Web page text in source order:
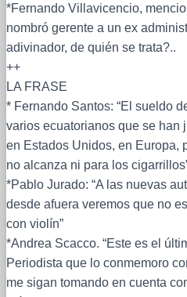
*Fernando Villavicencio,
nombró gerente a un ex
adivinador, de quién se trata?..
++
LA FRASE
* Fernando Santos: “El sueldo
varios ecuatorianos que se han
en Estados Unidos, en Europa,
no alcanza ni para los
*Pablo Jurado: “A las nuevas
desde afuera veremos que no
con violín”
*Andrea Scacco. “Este es el
Periodista que lo conmemoro
me sigan tomando en cuenta